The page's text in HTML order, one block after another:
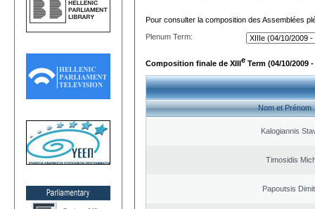
Pour consulter la composition des Assemblées
Plenum Term:
Composition finale de XIIIe Term (04/10/2009 -
Nom et Prénom
Kalogiannis
Timosidis
Papoutsis